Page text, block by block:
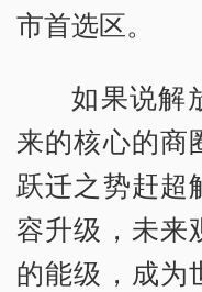
市首选区。
如果说解
来的核心的商
跃迁之势赶超
容升级，未来
的能级，成为